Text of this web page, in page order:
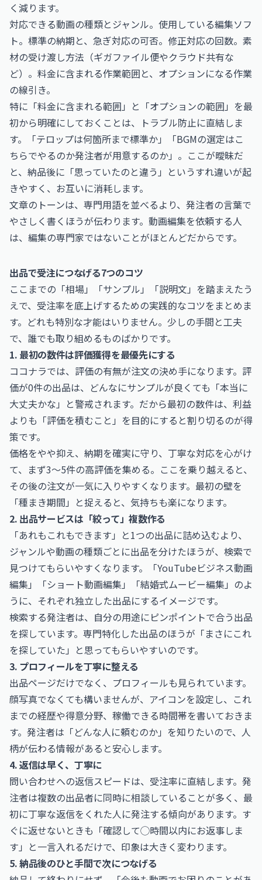
く減ります。
対応できる動画の種類とジャンル。使用している編集ソフ
ト。標準の納期と、急ぎ対応の可否。修正対応の回数。素
材の受け渡し方法（ギガファイル便やクラウド共有な
ど）。料金に含まれる作業範囲と、オプションになる作業
の線引き。
特に「料金に含まれる範囲」と「オプションの範囲」を最
初から明確にしておくことは、トラブル防止に直結しま
す。「テロップは何箇所まで標準か」「BGMの選定はこ
ちらでやるのか発注者が用意するのか」。ここが曖昧だ
と、納品後に「思っていたのと違う」というすれ違いが起
きやすく、お互いに消耗します。
文章のトーンは、専門用語を並べるより、発注者の言葉で
やさしく書くほうが伝わります。動画編集を依頼する人
は、編集の専門家ではないことがほとんどだからです。
出品で受注につなげる7つのコツ
ここまでの「相場」「サンプル」「説明文」を踏まえたう
えで、受注率を底上げするための実践的なコツをまとめま
す。どれも特別な才能はいりません。少しの手間と工夫
で、誰でも取り組めるものばかりです。
1. 最初の数件は評価獲得を最優先にする
ココナラでは、評価の有無が注文の決め手になります。評
価が0件の出品は、どんなにサンプルが良くても「本当に
大丈夫かな」と警戒されます。だから最初の数件は、利益
よりも「評価を積むこと」を目的にすると割り切るのが得
策です。
価格をやや抑え、納期を確実に守り、丁寧な対応を心がけ
て、まず3〜5件の高評価を集める。ここを乗り越えると、
その後の注文が一気に入りやすくなります。最初の壁を
「種まき期間」と捉えると、気持ちも楽になります。
2. 出品サービスは「絞って」複数作る
「あれもこれもできます」と1つの出品に詰め込むより、
ジャンルや動画の種類ごとに出品を分けたほうが、検索で
見つけてもらいやすくなります。「YouTubeビジネス動画
編集」「ショート動画編集」「結婚式ムービー編集」のよ
うに、それぞれ独立した出品にするイメージです。
検索する発注者は、自分の用途にピンポイントで合う出品
を探しています。専門特化した出品のほうが「まさにこれ
を探していた」と思ってもらいやすいのです。
3. プロフィールを丁寧に整える
出品ページだけでなく、プロフィールも見られています。
顔写真でなくても構いませんが、アイコンを設定し、これ
までの経歴や得意分野、稼働できる時間帯を書いておきま
す。発注者は「どんな人に頼むのか」を知りたいので、人
柄が伝わる情報があると安心します。
4. 返信は早く、丁寧に
問い合わせへの返信スピードは、受注率に直結します。発
注者は複数の出品者に同時に相談していることが多く、最
初に丁寧な返信をくれた人に発注する傾向があります。す
ぐに返せないときも「確認して◯時間以内にお返事しま
す」と一言入れるだけで、印象は大きく変わります。
5. 納品後のひと手間で次につなげる